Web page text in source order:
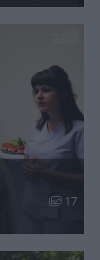
Liczba
17